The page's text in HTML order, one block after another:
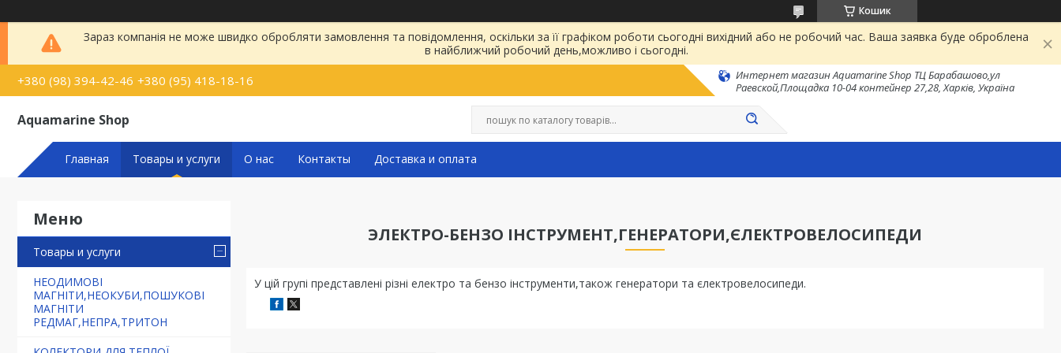
Кошик
Зараз компанія не може швидко обробляти замовлення та повідомлення, оскільки за її графіком роботи сьогодні вихідний або не робочий час. Ваша заявка буде оброблена
в найближчий робочий день,можливо і сьогодні.
+380 (98) 394-42-46 +380 (95) 418-18-16
Интернет магазин Aquamarine Shop ТЦ Барабашово,ул
Раевской,Площадка 10-04 контейнер 27,28, Харків, Україна
Aquamarine Shop
Главная Товары и услуги О нас Контакты Доставка и оплата
Товары и услуги
НЕОДИМОВІ
МАГНІТИ,НЕОКУБИ,ПОШУКОВІ
МАГНІТИ
РЕДМАГ,НЕПРА,ТРИТОН
ЭЛЕКТРО-БЕНЗО ІНСТРУМЕНТ,ГЕНЕРАТОРИ,ЄЛЕКТРОВЕЛОСИПЕДИ
У цій групі представлені різні електро та бензо інструменти,також генератори та єлектровелосипеди.